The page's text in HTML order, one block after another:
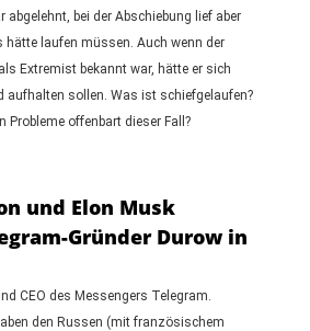
bei der Abschiebung lief aber
hätte laufen müssen. Auch wenn der
Extremist bekannt war, hätte er sich
aufhalten sollen. Was ist schiefgelaufen?
Probleme offenbart dieser Fall?
und Elon Musk
Gründer Durow in
CEO des Messengers Telegram.
den Russen (mit französischem